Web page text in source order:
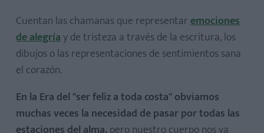
​Cuentan las chamanas que representaremociones
de alegríay de tristeza a través de la escritura, los
dibujos o las representaciones de sentimientos sana
el corazón.
En la Era del "ser feliz a toda costa" obviamos
muchas veces la necesidad de pasar por todas las